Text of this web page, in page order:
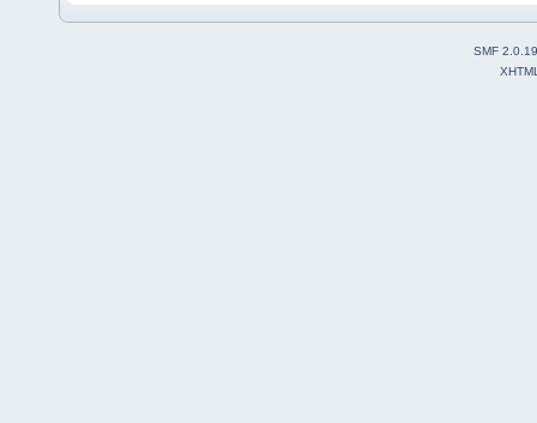
SMF 2.0.19